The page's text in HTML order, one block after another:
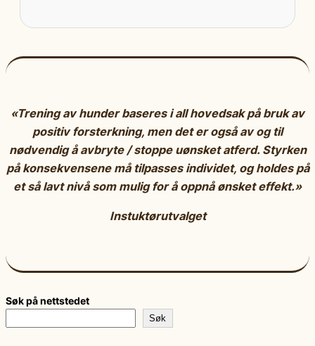
«Trening av hunder baseres i all hovedsak på bruk av
positiv forsterkning, men det er også av og til
nødvendig å avbryte / stoppe uønsket atferd. Styrken
på konsekvensene må tilpasses individet, og holdes på
et så lavt nivå som mulig for å oppnå ønsket effekt.»
Instuktørutvalget
Søk på nettstedet
Søk